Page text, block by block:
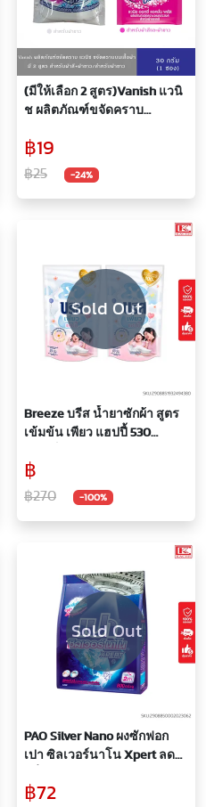
(มีให้เลือก 2 สูตร)Vanish แวนิ
ช ผลิตภัณฑ์ขจัดคราบ
กรัม(ซักผ้าขาว,ซักผ้าขาวผ้าสี)
฿19
฿25 -24%
Sold Out
Breeze บรีส น้ำยาซักผ้า สูตร
เข้มข้น เพียว แฮปปี้ 530
฿
฿270 -100%
Sold Out
PAO Silver Nano ผงซักฟอก
เปา ซิลเวอร์นาโน Xpert ลด
เครื่องซักผ้าฝาบน 800 กรัม
฿72